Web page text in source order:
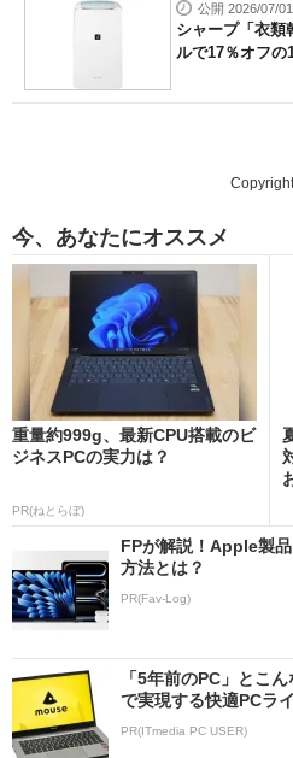
公開 2026/07/01
シャープ「衣類
ルで17％オフの
今、あなたにオススメ
重量約999g、最新CPU搭載のビ
ジネスPCの実力は？
PR(ねとらぼ)
FPが解説！Apple製
方法とは？
PR(Fav-Log)
「5年前のPC」とこ
で実現する快適PCラ
PR(ITmedia PC USER)